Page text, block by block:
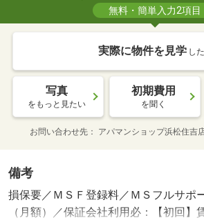
無料・簡単入力2項目
実際に物件を見学 し
写真
をもっと見たい
初期費用
を聞く
お問い合わせ先 アパマンショップ浜松住吉
備考
損保要／ＭＳＦ登録料／ＭＳフルサ
（月額）／保証会社利用必：【初回】